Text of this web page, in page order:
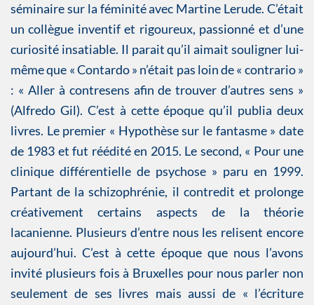
séminaire sur la féminité avec Martine Lerude. C’était
un collègue inventif et rigoureux, passionné et d’une
curiosité insatiable. Il parait qu’il aimait souligner lui-
même que « Contardo » n’était pas loin de « contrario »
: « Aller à contresens afin de trouver d’autres sens »
(Alfredo Gil). C’est à cette époque qu’il publia deux
livres. Le premier « Hypothèse sur le fantasme » date
de 1983 et fut réédité en 2015. Le second, « Pour une
clinique différentielle de psychose » paru en 1999.
Partant de la schizophrénie, il contredit et prolonge
créativement certains aspects de la théorie
lacanienne. Plusieurs d’entre nous les relisent encore
aujourd’hui. C’est à cette époque que nous l’avons
invité plusieurs fois à Bruxelles pour nous parler non
seulement de ses livres mais aussi de « l’écriture